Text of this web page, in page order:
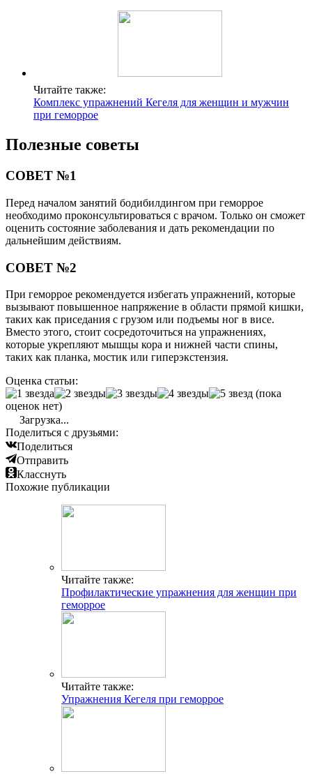
Читайте также:
Комплекс упражнений Кегеля для женщин и мужчин
при геморрое
Полезные советы
СОВЕТ №1
Перед началом занятий бодибилдингом при геморрое
необходимо проконсультироваться с врачом. Только он сможет
оценить состояние заболевания и дать рекомендации по
дальнейшим действиям.
СОВЕТ №2
При геморрое рекомендуется избегать упражнений, которые
вызывают повышенное напряжение в области прямой кишки,
таких как приседания с грузом или подъемы ног в висе.
Вместо этого, стоит сосредоточиться на упражнениях,
которые укрепляют мышцы кора и нижней части спины,
таких как планка, мостик или гиперэкстензия.
Оценка статьи:
(пока
оценок нет)
Загрузка...
Поделиться с друзьями:
Поделиться
Отправить
Класснуть
Похожие публикации
Читайте также:
Профилактические упражнения для женщин при
геморрое
Читайте также:
Упражнения Кегеля при геморрое